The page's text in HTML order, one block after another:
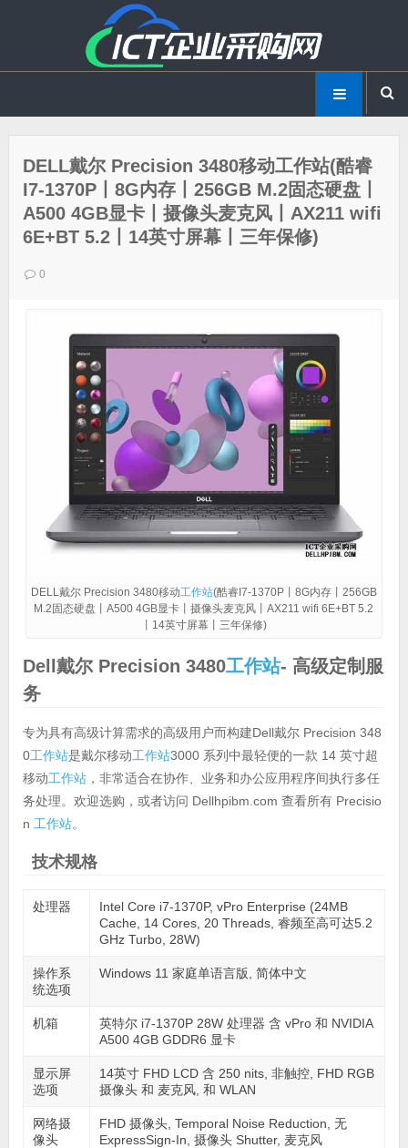
DELL戴尔 Precision 3480移动工作站(酷睿
I7-1370P丨8G内存丨256GB M.2固态硬盘丨
A500 4GB显卡丨摄像头麦克风丨AX211 wifi
6E+BT 5.2丨14英寸屏幕丨三年保修)
0
DELL戴尔 Precision 3480移动工作站(酷睿I7-1370P丨8G内存丨256GB
M.2固态硬盘丨A500 4GB显卡丨摄像头麦克风丨AX211 wifi 6E+BT 5.2
丨14英寸屏幕丨三年保修)
Dell戴尔 Precision 3480工作站- 高级定制服
务
专为具有高级计算需求的高级用户而构建Dell戴尔 Precision 348
0工作站是戴尔移动工作站3000 系列中最轻便的一款 14 英寸超
移动工作站，非常适合在协作、业务和办公应用程序间执行多任
务处理。欢迎选购，或者访问 Dellhpibm.com 查看所有 Precisio
n 工作站。
技术规格
处理器
Intel Core i7-1370P, vPro Enterprise (24MB
Cache, 14 Cores, 20 Threads, 睿频至高可达5.2
GHz Turbo, 28W)
操作系
统选项
Windows 11 家庭单语言版, 简体中文
机箱
英特尔 i7-1370P 28W 处理器 含 vPro 和 NVIDIA
A500 4GB GDDR6 显卡
显示屏
选项
14英寸 FHD LCD 含 250 nits, 非触控, FHD RGB
摄像头 和 麦克风, 和 WLAN
网络摄
像头
FHD 摄像头, Temporal Noise Reduction, 无
ExpressSign-In, 摄像头 Shutter, 麦克风